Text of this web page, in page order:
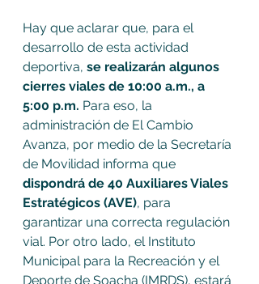
Hay que aclarar que, para el
desarrollo de esta actividad
deportiva, se realizarán algunos
cierres viales de 10:00 a.m., a
5:00 p.m. Para eso, la
administración de El Cambio
Avanza, por medio de la Secretaría
de Movilidad informa que
dispondrá de 40 Auxiliares Viales
Estratégicos (AVE), para
garantizar una correcta regulación
vial. Por otro lado, el Instituto
Municipal para la Recreación y el
Deporte de Soacha (IMRDS), estará